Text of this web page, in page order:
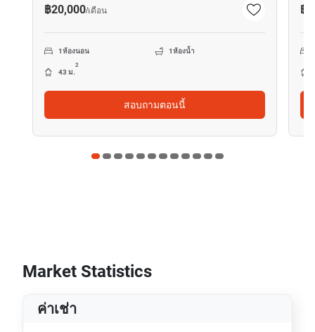
฿20,000/เดือน
1ห้องนอน 1ห้องน้ำ
43 ม.
2
สอบถามตอนนี้
฿
Market Statistics
ค่าเช่า